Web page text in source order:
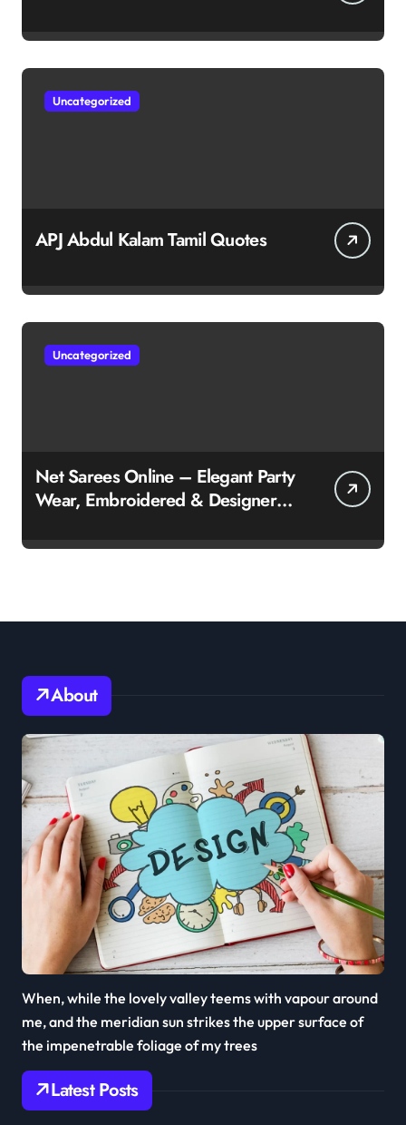
Uncategorized
APJ Abdul Kalam Tamil Quotes
Uncategorized
Net Sarees Online – Elegant Party
Wear, Embroidered & Designer
About
When, while the lovely valley teems with vapour around
me, and the meridian sun strikes the upper surface of
the impenetrable foliage of my trees
Latest Posts